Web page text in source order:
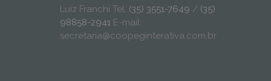
Luiz Franchi Tel: (35) 3551-7649 / (35)
98858-2941 E-mail:
secretaria@coopeginterativa.com.br